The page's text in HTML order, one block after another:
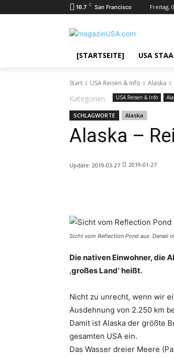
16.7 C San Francisco Freitag,
[STARTSEITE] USA
Start USA Reisen & Info Alaska
Kategorien USA Reisen & Info
SCHLAGWORTE Alaska
Alaska –
Update: 2019-03-27 2019-01-27
Sicht vom Reflection Pond aus: Denali
Die nativen Einwohner, die
‚großes Land‘ heißt.
Nicht zu unrecht, wenn wir
Ausdehnung von 2.250 km
Damit ist Alaska der größte
gesamten USA ein.
Das Wasser dreier Meere